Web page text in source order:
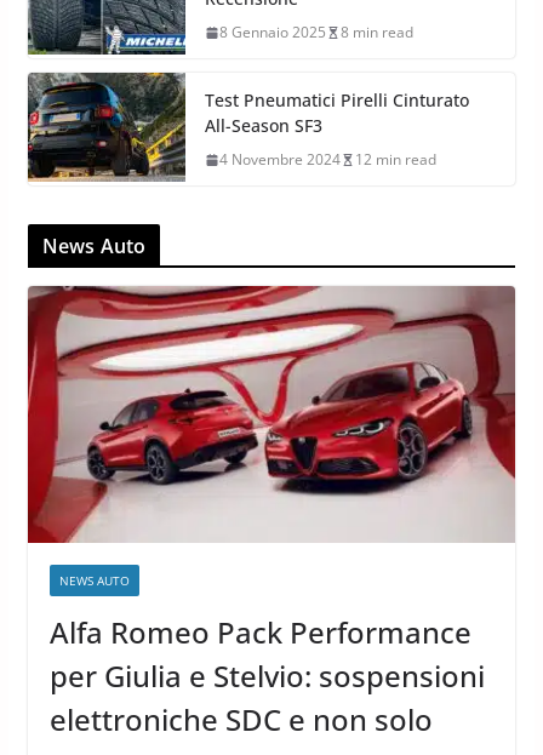
8 Gennaio 2025 8 min read
Test Pneumatici Pirelli Cinturato
All-Season SF3
4 Novembre 2024 12 min read
News Auto
NEWS AUTO
Alfa Romeo Pack Performance
per Giulia e Stelvio: sospensioni
elettroniche SDC e non solo